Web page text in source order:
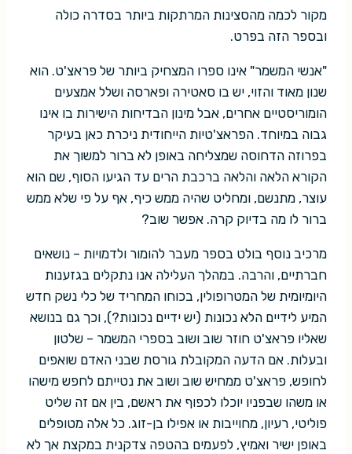
מקור לכמה מהסצינות המרתקות ביותר בסדרה כולה
ובספר הזה בפרט.
"אנשי המשמר" אינו ספרו המצחיק ביותר של פראצ'ט. הוא
שנון מאוד והזוי, יש בו סאטירה ופארסה ושלל אמצעים
הומוריסטיים אחרים, אבל מינון הבדיחות הישירות בו אינו
גבוה במיוחד. הפראצ'טיות הייחודית ניכרת כאן בעיקר
בפרוזה הדחוסה שמצליחה באופן לא ברור למשוך את
הקורא הלאה והלאה ברכבת הרים עד הגיעו הסוף, שם הוא
עוצר, מתנשם, ומחליט שהיה ממש כיף, אף על פי שלא ממש
ברור לו מה בדיוק קרה. אפשר שוב?
מרכיב נוסף בולט בספר מעבר להומור ולדמויות – נושאים
חברתיים, והרבה. במהלך העלילה אנו נתקלים בגזענות
היומיומית של המטרופולין, בכוחו המחריד של כלי נשק חדש
המיע לידיים הלא נכונות (יש ידיים נכונות?), וכך גם בנושא
שאליו פראצ'ט חוזר שוב ושוב בספרי המשמר – שלטון
ובעלות. אם הדעה המקובלת גורסת שבני האדם שואפים
לחופש, פראצ'ט ממחיש שוב ושוב את נטייתם לחפש מישהו
או משהו שבפניו יוכלו לכפוף את ראשם, בין אם זה שליט
פוליטי, רעיון, מחוייבות או אפילו בן-זוג. כל אלה מטופלים
באופן ישיר ואמיץ, לפעמים בהטפה צדקנית במקצת אך לא